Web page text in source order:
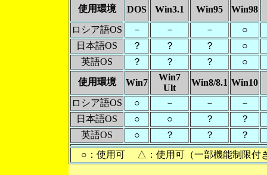
使用環境 DOS Win3.1 Win95
Win98
ロシア語OS
－ － －
○
日本語OS
？ ？ ？
○
英語OS
？ ？ ？
○
使用環境
Win7
Win7
Ult
Win8/8.1 Win10
ロシア語OS
○ － －
－
日本語OS
○ ○ ？
？
英語OS
○ ？ ？
？
○：使用可 △：使用可（一部機能制限